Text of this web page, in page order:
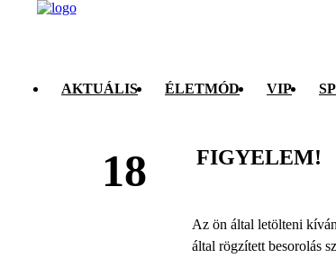
AKTUÁLIS ÉLETMÓD VIP
18 FIGYELEM!
Az ön által letölteni
által rögzített besorolás